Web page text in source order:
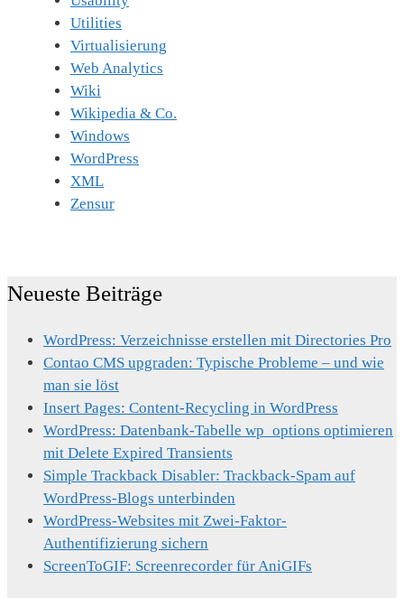
Utilities
Virtualisierung
Web Analytics
Wiki
Wikipedia & Co.
Windows
WordPress
XML
Zensur
Neueste Beiträge
WordPress: Verzeichnisse erstellen mit Directories Pro
Contao CMS upgraden: Typische Probleme – und wie
man sie löst
Insert Pages: Content-Recycling in WordPress
WordPress: Datenbank-Tabelle wp_options optimieren
mit Delete Expired Transients
Simple Trackback Disabler: Trackback-Spam auf
WordPress-Blogs unterbinden
WordPress-Websites mit Zwei-Faktor-
Authentifizierung sichern
ScreenToGIF: Screenrecorder für AniGIFs